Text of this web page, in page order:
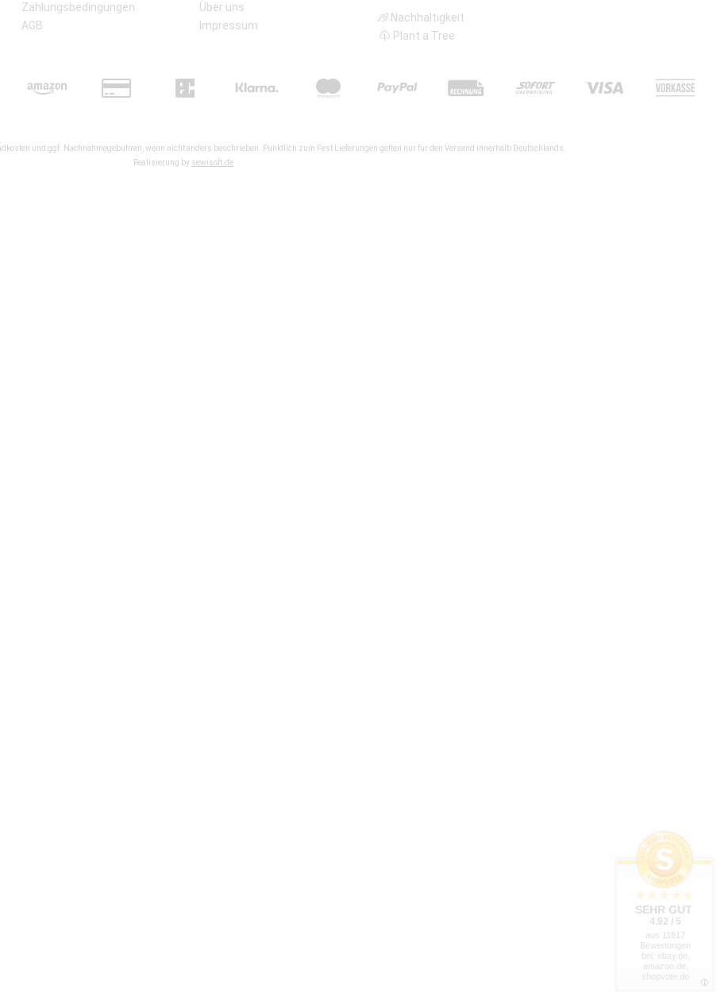
Zahlungsbedingungen
AGB
Über uns
Impressum
Nachhaltigkeit
Plant a Tree
und ggf. Nachnahmegebühren, wenn nicht anders beschrieben. Pünktlich zum Fest Lieferungen gelten nur für den Versand innerhalb Deutschlands.
Realisierung by sewisoft.de
SEHR GUT
4.92 / 5
aus 11817
Bewertungen
bei: ebay.de,
amazon.de,
shopvote.de